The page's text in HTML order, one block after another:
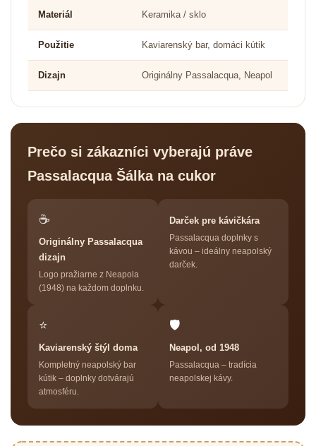
Materiál Keramika / sklo
Použitie Kaviarenský bar, domáci kútik
Dizajn Originálny Passalacqua, Neapol
Prečo si zákazníci vyberajú práve
Passalacqua Šálka na cukor
☕
Originálny Passalacqua
dizajn
Logo pražiarne z Neapola
(1948) na každom doplnku.
Darček pre kávičkára
Passalacqua doplnky s
kávou – ideálny neapolský
darček.
⭐
Kaviarenský štýl doma
Kompletný neapolský bar
kútik – doplnky dotvárajú
atmosféru.
🛡
Neapol, od 1948
Passalacqua – tradícia
neapolskej kávy.